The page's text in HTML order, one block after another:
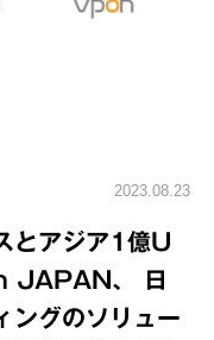
2023.08.23
とアジア1億U
JAPAN、 日
ングのソリュー